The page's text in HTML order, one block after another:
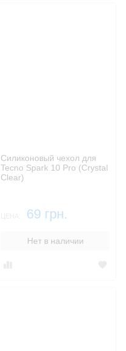
Силиконовый чехол для
Tecno Spark 10 Pro (Crystal
Clear)
69 грн.
Нет в наличии